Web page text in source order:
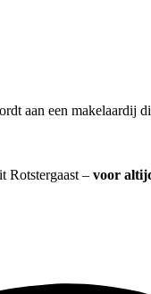
aan een makelaardij
Rotstergaast – voor